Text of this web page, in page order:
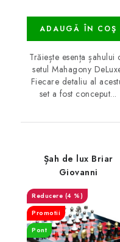
ADAUGĂ ÎN COŞ
Trăiește esența șahului
setul Mahagony
Fiecare detaliu al
set a fost conceput...
Șah de lux Briar
Giovanni
(4 %)
Promotii
Pont